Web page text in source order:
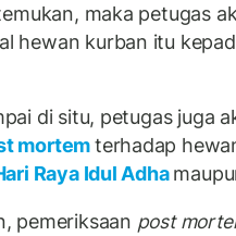
maka petugas
hewan kurban itu
di situ, petugas juga
mortemterhadap
Raya Idul Adha
pemeriksaan post